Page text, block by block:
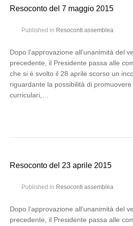
Resoconto del 7 maggio 2015
Published in Resoconti assemblea
Dopo l’approvazione all’unanimità del
precedente, il Presidente passa alle
che si è svolto il 28 aprile scorso un
riguardante la possibilità di
curriculari,…
Resoconto del 23 aprile 2015
Published in Resoconti assemblea
Dopo l’approvazione all’unanimità del
precedente, il Presidente passa alle